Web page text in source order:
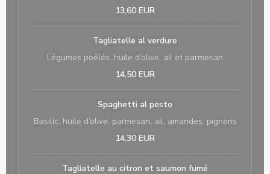
13,60 EUR
Tagliatelle al verdure
Légumes poêlés, huile d’olive, ail et parmesan
14,50 EUR
Spaghetti al pesto
Basilic, huile d’olive, parmesan, ail, amandes, pignons
14,30 EUR
Tagliatelle au citron et saumon fumé